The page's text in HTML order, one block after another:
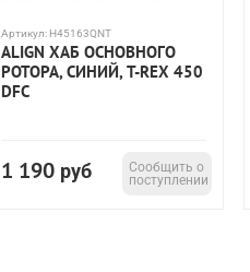
Артикул: H45163QNT
ALIGN ХАБ ОСНОВНОГО
РОТОРА, СИНИЙ, T-REX 450
DFC
1 190 руб
Сообщить о
поступлении